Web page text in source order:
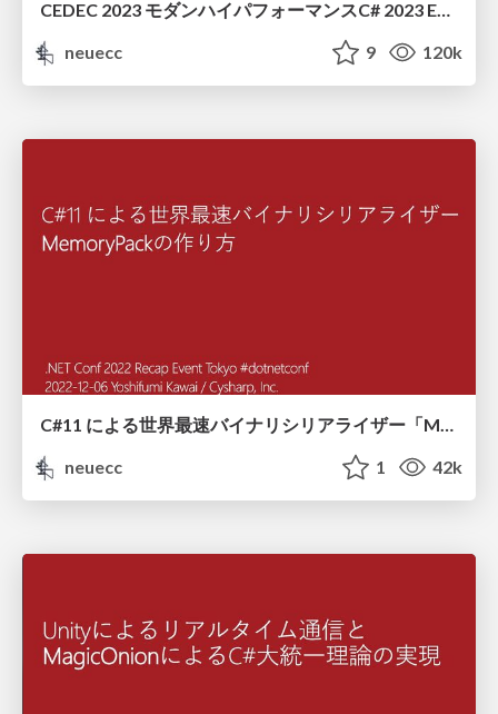
CEDEC 2023 モダンハイパフォーマンスC# 2023 Edition
neuecc
9 120k
neuecc
1 42k